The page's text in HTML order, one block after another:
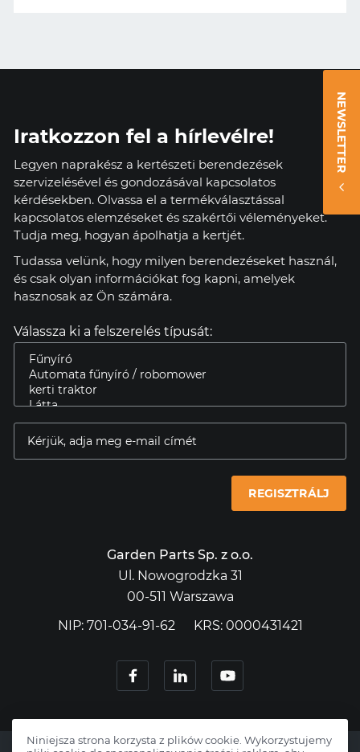
NEWSLETTER
Iratkozzon fel a hírlevélre!
Legyen naprakész a kertészeti berendezések
szervizelésével és gondozásával kapcsolatos
kérdésekben. Olvassa el a termékválasztással
kapcsolatos elemzéseket és szakértői véleményeket.
Tudja meg, hogyan ápolhatja a kertjét.
Tudassa velünk, hogy milyen berendezéseket használ,
és csak olyan információkat fog kapni, amelyek
hasznosak az Ön számára.
Válassza ki a felszerelés típusát:
REGISZTRÁLJ
Garden Parts Sp. z o.o.
Ul. Nowogrodzka 31
00-511 Warszawa
NIP: 701-034-91-62
KRS: 0000431421
Niniejsza strona korzysta z plików cookie. Wykorzystujemy